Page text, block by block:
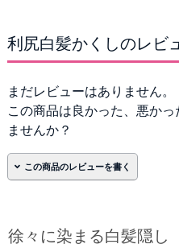
利尻白髪かくしのレビ
まだレビューはありません。
この商品は良かった、悪か
ませんか？
徐々に染まる白髪隠